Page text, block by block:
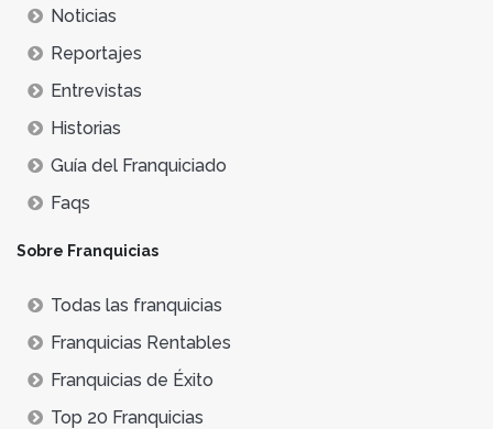
Noticias
Reportajes
Entrevistas
Historias
Guía del Franquiciado
Faqs
Sobre Franquicias
Todas las franquicias
Franquicias Rentables
Franquicias de Éxito
Top 20 Franquicias